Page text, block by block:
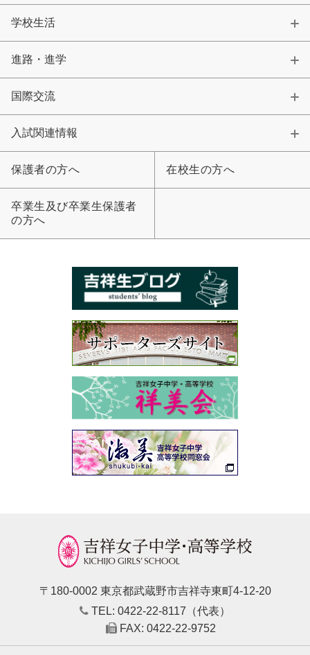
学校生活
進路・進学
国際交流
入試関連情報
保護者の方へ 在校生の方へ
卒業生及び卒業生保護者
の方へ
〒180-0002 東京都武蔵野市吉祥寺東町4-12-20
TEL: 0422-22-8117（代表）
FAX: 0422-22-9752